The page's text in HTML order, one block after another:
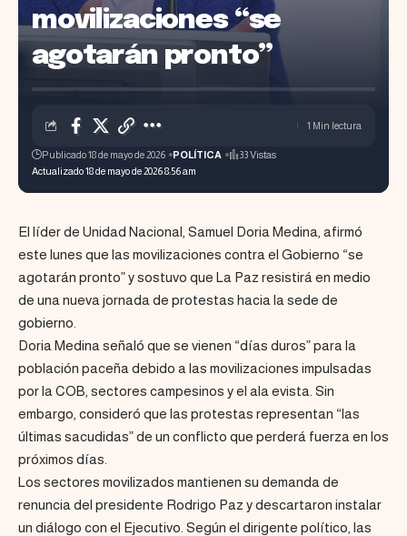
movilizaciones “se
agotarán pronto”
Actualizado 18 de mayo de 2026 8:56 am
Publicado 18 de mayo de 2026 POLÍTICA 33 Vistas
1 Min lectura
El líder de Unidad Nacional, Samuel Doria Medina, afirmó
este lunes que las movilizaciones contra el Gobierno “se
agotarán pronto” y sostuvo que La Paz resistirá en medio
de una nueva jornada de protestas hacia la sede de
gobierno.
Doria Medina señaló que se vienen “días duros” para la
población paceña debido a las movilizaciones impulsadas
por la COB, sectores campesinos y el ala evista. Sin
embargo, consideró que las protestas representan “las
últimas sacudidas” de un conflicto que perderá fuerza en los
próximos días.
Los sectores movilizados mantienen su demanda de
renuncia del presidente Rodrigo Paz y descartaron instalar
un diálogo con el Ejecutivo. Según el dirigente político, las